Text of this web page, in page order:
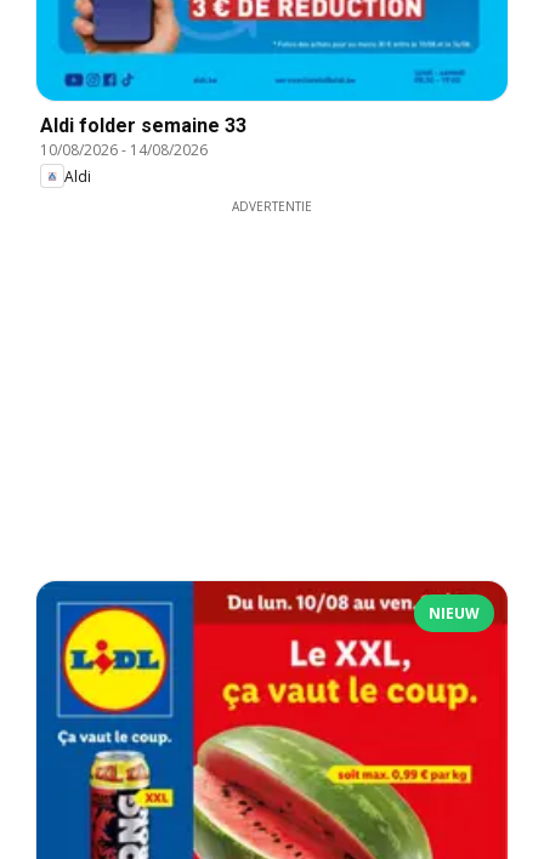
Aldi folder semaine 33
10/08/2026- 14/08/2026
Aldi
ADVERTENTIE
NIEUW